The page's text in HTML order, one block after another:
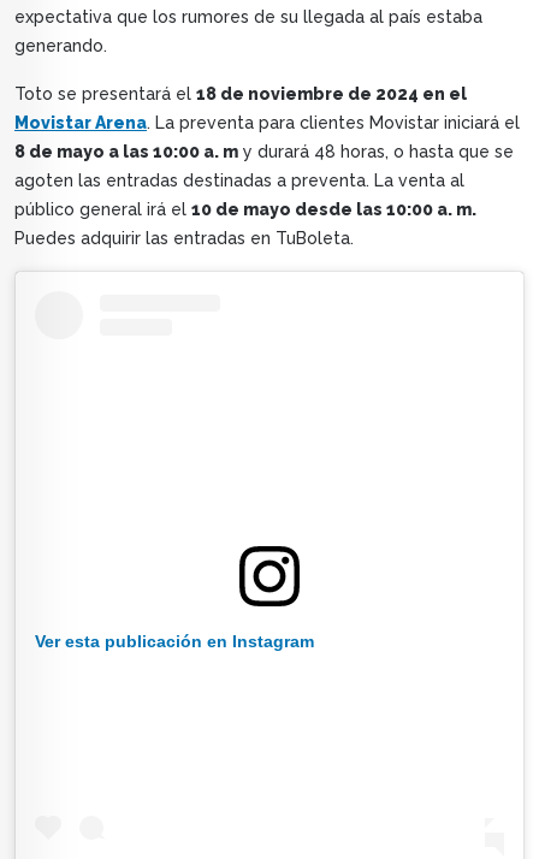
expectativa que los rumores de su llegada al país estaba
generando.
Toto se presentará el 18 de noviembre de 2024 en el
Movistar Arena. La preventa para clientes Movistar iniciará el
8 de mayo a las 10:00 a. m y durará 48 horas, o hasta que se
agoten las entradas destinadas a preventa. La venta al
público general irá el 10 de mayo desde las 10:00 a. m.
Puedes adquirir las entradas en TuBoleta.
Ver esta publicación en Instagram